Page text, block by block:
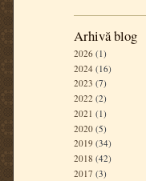
Arhivă blog
2026 (1)
2024 (16)
2023 (7)
2022 (2)
2021 (1)
2020 (5)
2019 (34)
2018 (42)
2017 (3)